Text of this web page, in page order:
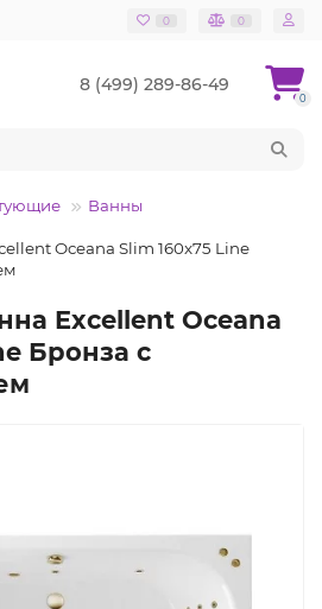
0 0
8 (499) 289-86-49
0
Ванны
Oceana Slim 160x75 Line
Excellent Oceana
Бронза с